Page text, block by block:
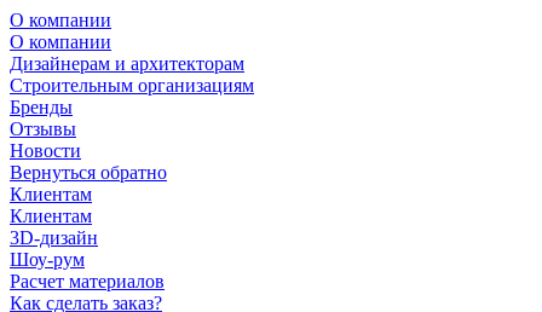
О компании
О компании
Дизайнерам и архитекторам
Строительным организациям
Бренды
Отзывы
Новости
Вернуться обратно
Клиентам
Клиентам
3D-дизайн
Шоу-рум
Расчет материалов
Как сделать заказ?